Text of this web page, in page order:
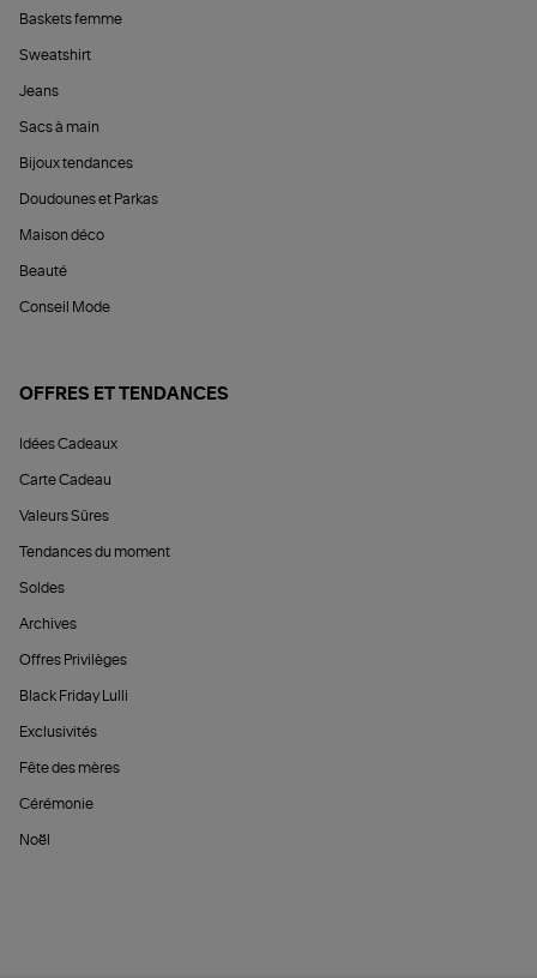
Baskets femme
Sweatshirt
Jeans
Sacs à main
Bijoux tendances
Doudounes et Parkas
Maison déco
Beauté
Conseil Mode
OFFRES ET TENDANCES
Idées Cadeaux
Carte Cadeau
Valeurs Sûres
Tendances du moment
Soldes
Archives
Offres Privilèges
Black Friday Lulli
Exclusivités
Fête des mères
Cérémonie
Noël